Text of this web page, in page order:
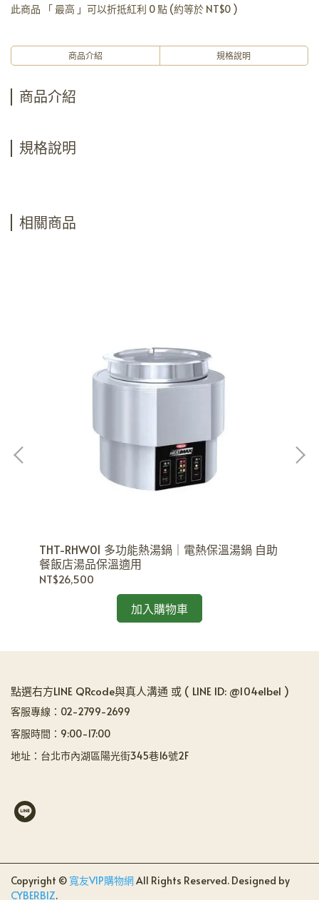
此商品 「 最高 」可以折抵紅利 0點 (約等於 NT$0 )
商品介紹 規格說明
商品介紹
規格說明
相關商品
THT-RHW01 多功能熱湯鍋｜電熱保溫湯鍋 自助
餐飯店湯品保溫適用
NT$26,500
加入購物車
立
點選右方LINE QRcode與真人溝通 或 ( LINE ID: @104elbel )
客服專線：02-2799-2699
客服時間：9:00-17:00
地址：台北市內湖區陽光街345巷16號2F
Copyright © 寬友VIP購物網All Rights Reserved. Designed by
CYBERBIZ.